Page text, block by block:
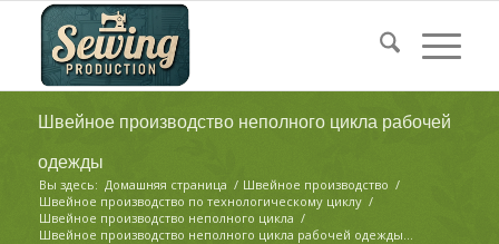
Швейное производство неполного цикла рабочей
одежды
Вы здесь: Домашняя страница / Швейное производство /
Швейное производство по технологическому циклу /
Швейное производство неполного цикла /
Швейное производство неполного цикла рабочей одежды...